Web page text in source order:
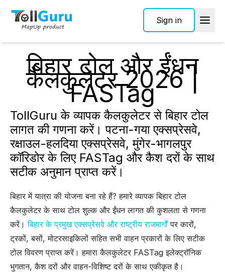
Sign in
बिहार टोल और ईंधन
कैलकुलेटर 2026 |
FASTag
TollGuru के व्यापक कैलकुलेटर से बिहार टोल
लागत की गणना करें। पटना-गया एक्सप्रेसवे,
रक्षाउल-हलदिया एक्सप्रेसवे, मुंगेर-भागलपुर
कॉरिडोर के लिए FASTag और कैश दरों के साथ
सटीक अनुमान प्राप्त करें।
बिहार में यात्रा की योजना बना रहे हैं? हमारे व्यापक बिहार टोल
कैलकुलेटर के साथ टोल शुल्क और ईंधन लागत की कुशलता से गणना
करें। बिहार के प्रमुख एक्सप्रेसवे और राष्ट्रीय राजमार्गों पर कारों,
ट्रकों, बसों, मोटरसाइकिलों सहित सभी वाहन प्रकारों के लिए सटीक
टोल विवरण प्राप्त करें। हमारा कैलकुलेटर FASTag इलेक्ट्रॉनिक
भुगतान, कैश दरों और वाहन-विशिष्ट दरों के साथ एकीकृत है।